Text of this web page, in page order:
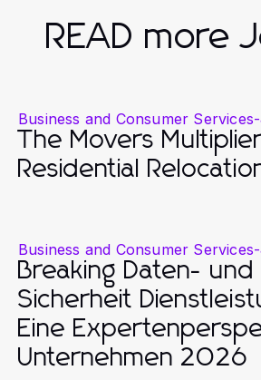
READ more
Business and Consumer Services-
The Movers
Residential
Business and Consumer Services-
Breaking Daten- und
Sicherheit
Eine
Unternehmen 2026